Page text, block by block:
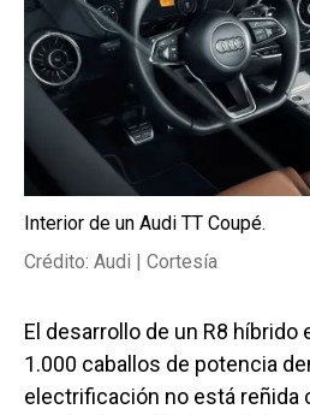
Interior de un Audi TT Coupé.
Crédito: Audi | Cortesía
El desarrollo de un R8
1.000 caballos de potencia
electrificación no está reñida